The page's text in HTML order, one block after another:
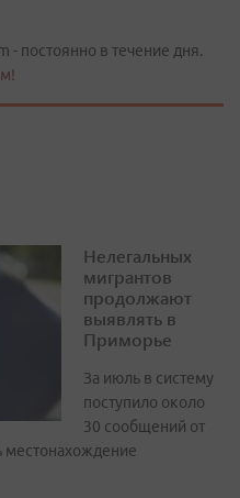
- постоянно в течение дня.
Нелегальных
мигрантов
продолжают
выявлять в
Приморье
За июль в систему
поступило около
30 сообщений от
местонахождение